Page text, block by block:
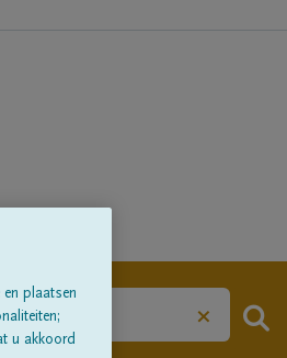
×
plaatsen
u akkoord